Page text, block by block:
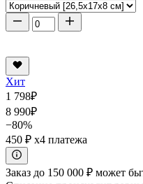
Хит
1 798₽
8 990₽
−80%
450 ₽ x4 платежа
Заказ до 150 000 ₽ может